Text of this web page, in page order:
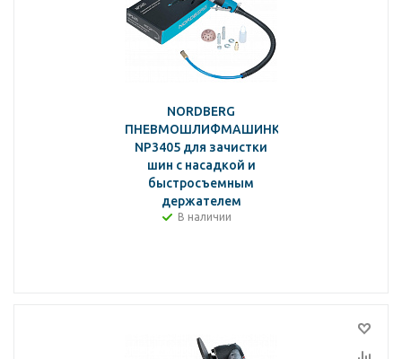
NORDBERG
ПНЕВМОШЛИФМАШИНКА
NP3405 для зачистки
шин с насадкой и
быстросъемным
держателем
В наличии